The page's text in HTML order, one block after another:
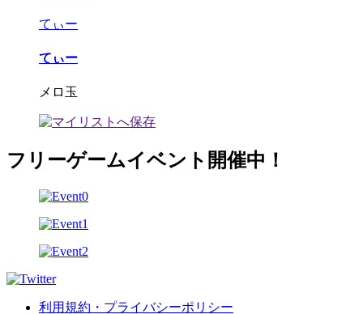
てぃー
てぃー
メロ玉
フリーゲームイベント開催中！
利用規約・プライバシーポリシー